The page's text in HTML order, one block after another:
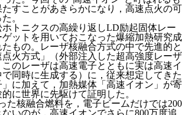
すことがあきらかになり，高速点火の可
。
トニクスの高繰り返しLD励起固体レー
ットを用いておこなった爆縮加熱研究成
もの。レーザ核融合方式の中で先進的と
火方式」（外部注入した超高強度レーザ
のレーザは高速電子とともに実は高速イ
同時に生成する）に，従来想定してきた
に加えて，加熱媒体「高速イオン」が寄
に世界に先駆けて証明した。
た核融合燃料を，電子ビームだけでは200
いのが，高速イオンでさらに800万度追